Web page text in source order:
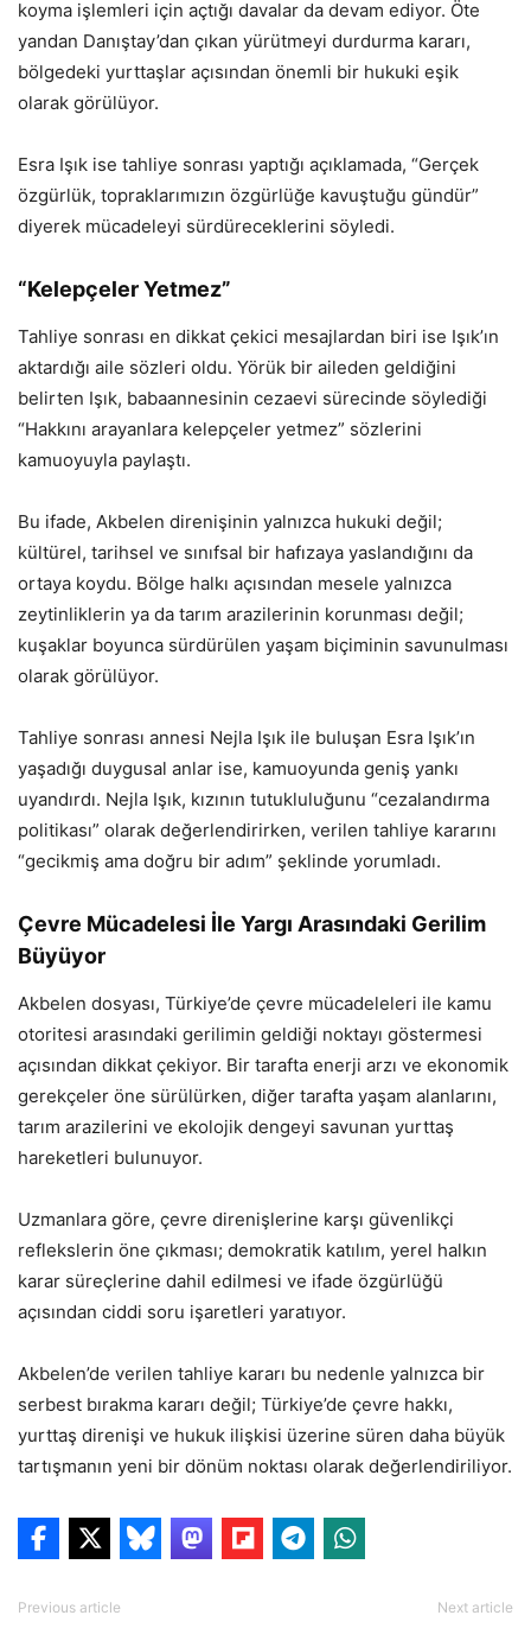
koyma işlemleri için açtığı davalar da devam ediyor. Öte
yandan Danıştay’dan çıkan yürütmeyi durdurma kararı,
bölgedeki yurttaşlar açısından önemli bir hukuki eşik
olarak görülüyor.
Esra Işık ise tahliye sonrası yaptığı açıklamada, “Gerçek
özgürlük, topraklarımızın özgürlüğe kavuştuğu gündür”
diyerek mücadeleyi sürdüreceklerini söyledi.
“Kelepçeler Yetmez”
Tahliye sonrası en dikkat çekici mesajlardan biri ise Işık’ın
aktardığı aile sözleri oldu. Yörük bir aileden geldiğini
belirten Işık, babaannesinin cezaevi sürecinde söylediği
“Hakkını arayanlara kelepçeler yetmez” sözlerini
kamuoyuyla paylaştı.
Bu ifade, Akbelen direnişinin yalnızca hukuki değil;
kültürel, tarihsel ve sınıfsal bir hafızaya yaslandığını da
ortaya koydu. Bölge halkı açısından mesele yalnızca
zeytinliklerin ya da tarım arazilerinin korunması değil;
kuşaklar boyunca sürdürülen yaşam biçiminin savunulması
olarak görülüyor.
Tahliye sonrası annesi Nejla Işık ile buluşan Esra Işık’ın
yaşadığı duygusal anlar ise, kamuoyunda geniş yankı
uyandırdı. Nejla Işık, kızının tutukluluğunu “cezalandırma
politikası” olarak değerlendirirken, verilen tahliye kararını
“gecikmiş ama doğru bir adım” şeklinde yorumladı.
Çevre Mücadelesi İle Yargı Arasındaki Gerilim
Büyüyor
Akbelen dosyası, Türkiye’de çevre mücadeleleri ile kamu
otoritesi arasındaki gerilimin geldiği noktayı göstermesi
açısından dikkat çekiyor. Bir tarafta enerji arzı ve ekonomik
gerekçeler öne sürülürken, diğer tarafta yaşam alanlarını,
tarım arazilerini ve ekolojik dengeyi savunan yurttaş
hareketleri bulunuyor.
Uzmanlara göre, çevre direnişlerine karşı güvenlikçi
reflekslerin öne çıkması; demokratik katılım, yerel halkın
karar süreçlerine dahil edilmesi ve ifade özgürlüğü
açısından ciddi soru işaretleri yaratıyor.
Akbelen’de verilen tahliye kararı bu nedenle yalnızca bir
serbest bırakma kararı değil; Türkiye’de çevre hakkı,
yurttaş direnişi ve hukuk ilişkisi üzerine süren daha büyük
tartışmanın yeni bir dönüm noktası olarak değerlendiriliyor.
Previous article Next article